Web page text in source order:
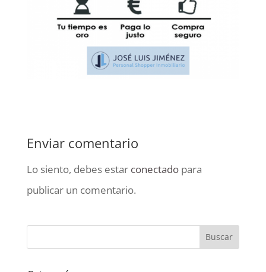
Enviar comentario
Lo siento, debes estar conectadopara
publicar un comentario.